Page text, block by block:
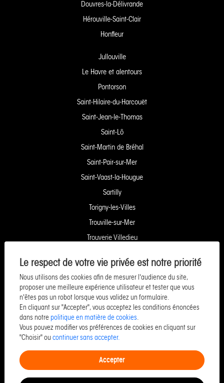
Le respect de votre vie privée est notre priorité
Nous utilisons des cookies afin de mesurer l'audience du site,
proposer une meilleure expérience utilisateur et tester que vous
n'êtes pas un robot lorsque vous validez un formulaire.
En cliquant sur "Accepter", vous acceptez les conditions énoncées
dans notre politique en matière de cookies.
Vous pouvez modifier vos préférences de cookies en cliquant sur
"Choisir" ou continuer sans accepter.
Accepter
Douvres-la-Délivrande
Hérouville-Saint-Clair
Honfleur
Jullouville
Le Havre et alentours
Pontorson
Saint-Hilaire-du-Harcouët
Saint-Jean-le-Thomas
Saint-Lô
Saint-Martin de Bréhal
Saint-Pair-sur-Mer
Saint-Vaast-la-Hougue
Sartilly
Torigny-les-Villes
Trouville-sur-Mer
Trouverie Villedieu
Villers-Bocage
Yquelon Service Copropriété
Service Pozzo Financement
Service Pozzo Patrimoine
Service Pozzo Promotion
Service Pozzo Entreprise & Commerce